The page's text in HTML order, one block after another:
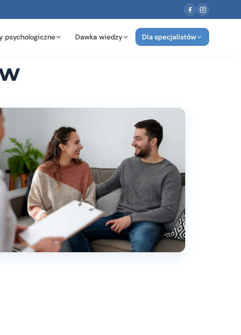
psychologiczne Dawka wiedzy Dla specjalistów